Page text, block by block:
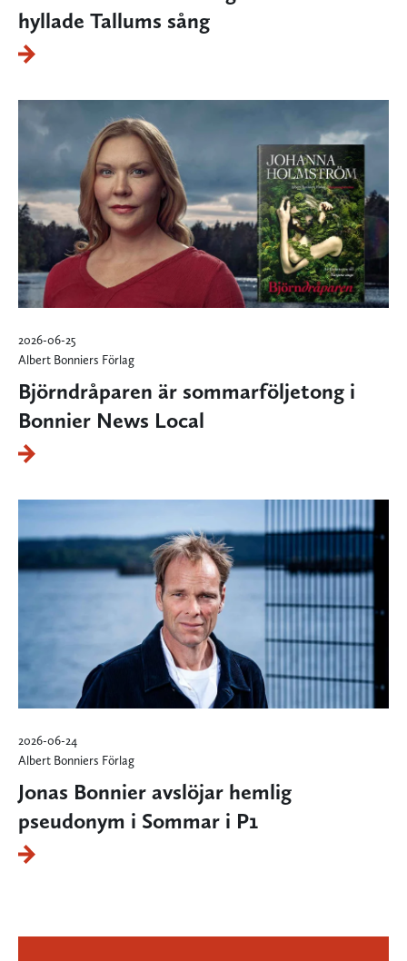
hyllade Tallums sång
2026-06-25
Albert Bonniers Förlag
Björndråparen är sommarföljetong i
Bonnier News Local
2026-06-24
Albert Bonniers Förlag
Jonas Bonnier avslöjar hemlig
pseudonym i Sommar i P1